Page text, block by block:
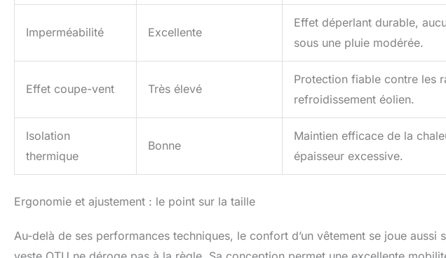
Imperméabilité Excellente
Effet déperlant durable,
sous une pluie modérée.
Effet coupe-vent Très élevé
Protection fiable contre les
refroidissement éolien.
Isolation
thermique
Bonne
Maintien efficace de la
épaisseur excessive.
Ergonomie et ajustement : le point sur la taille
Au-delà de ses performances techniques, le confort d’un vêtement se joue aussi